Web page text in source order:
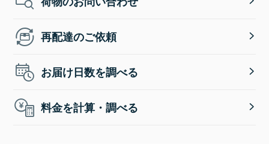
再配達のご依頼
お届け日数を調べる
料金を計算・調べる